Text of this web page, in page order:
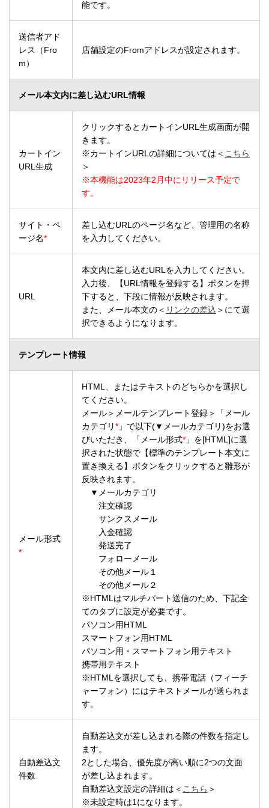
能です。
送信者アド
レス（Fro
m）
店舗設定のFromアドレスが設定されます。
メール本文内に差し込むURL情報
カートイン
URL生成
クリックするとカートインURL生成画面が開
きます。
※カートインURLの詳細については＜ こちら
＞
※本機能は2023年2月中にリリース予定で
す。
サイト・ペ
ージ名*
差し込むURLのページ名など、管理用の名称
を入力してください。
URL
本文内に差し込むURLを入力してください。
入力後、【URL情報を登録する】ボタンを押
下すると、下段に情報が反映されます。
また、メール本文の＜ リンクの差込 ＞にて選
択できるようになります。
テンプレート情報
メール形式
*
HTML、またはテキストのどちらかを選択し
てください。
メール＞メールテンプレート登録＞「メール
カテゴリ* 」で以下(▼メールカテゴリ)をお選
びいただき、「メール形式* 」を[HTML]に選
択された状態で【標準のテンプレート本文に
置き換える】ボタンをクリックすると雛形が
反映されます。
▼メールカテゴリ
注文確認
サンクスメール
入金確認
発送完了
フォローメール
その他メール１
その他メール２
※HTMLはマルチパート送信のため、下記全
てのタブに設定が必要です。
パソコン用HTML
スマートフォン用HTML
パソコン用・スマートフォン用テキスト
携帯用テキスト
※HTMLを選択しても、携帯電話（フィーチ
ャーフォン）にはテキストメールが送られま
す。
自動差込文
件数
自動差込文が差し込まれる際の件数を指定し
ます。
2とした場合、優先度が高い順に2つの文面
が差し込まれます。
自動差込文設定の詳細は＜ こちら ＞
※未設定時は1になります。